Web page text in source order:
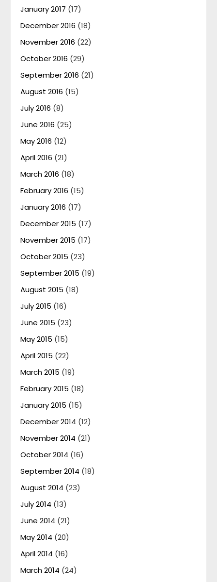
January 2017 (17)
December 2016 (18)
November 2016 (22)
October 2016 (29)
September 2016 (21)
August 2016 (15)
July 2016 (8)
June 2016 (25)
May 2016 (12)
April 2016 (21)
March 2016 (18)
February 2016 (15)
January 2016 (17)
December 2015 (17)
November 2015 (17)
October 2015 (23)
September 2015 (19)
August 2015 (18)
July 2015 (16)
June 2015 (23)
May 2015 (15)
April 2015 (22)
March 2015 (19)
February 2015 (18)
January 2015 (15)
December 2014 (12)
November 2014 (21)
October 2014 (16)
September 2014 (18)
August 2014 (23)
July 2014 (13)
June 2014 (21)
May 2014 (20)
April 2014 (16)
March 2014 (24)